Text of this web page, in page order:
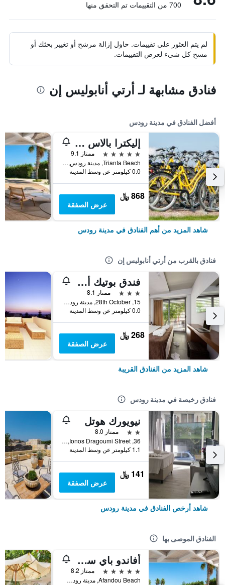
700 من التقييمات تم التحقق منها
لم يتم العثور على تقييمات. حاول إزالة مرشح أو تغيير بحثك أو
مسح كل شيء لعرض التقييمات.
فنادق مشابهة لـ أرتي أنابوليس إن
أفضل الفنادق في مدينة رودس
إليكترا بالاس رودز - منتجع مميز بسعر يشمل جميع الخدمات
5 نجوم
ممتاز 9.1
Trianta Beach, مدينة رودس, اليونان
0.0 كيلومتر عن وسط المدينة
868 ﷼
عرض الصفقة
شاهد المزيد من أهم الفنادق في مدينة رودس
فنادق بالقرب من أرتي أنابوليس إن
فندق بوتيك أكتوبر داون تاون
3 نجوم
ممتاز 8.1
15, 28th October, مدينة رودس, اليونان
0.0 كيلومتر عن وسط المدينة
268 ﷼
عرض الصفقة
شاهد المزيد من الفنادق القريبة
فنادق رخيصة في مدينة رودس
نيويورك هوتل
2 نجمتين
ممتاز 8.0
36, Ionos Dragoumi Street, مدينة رودس, اليونان
1.1 كيلومتر عن وسط المدينة
141 ﷼
عرض الصفقة
شاهد أرخص الفنادق في مدينة رودس
الفنادق الموصى بها
أفاندو باي سويتس هوتل
5 نجوم
ممتاز 8.2
Afandou Beach, مدينة رودس, اليونان